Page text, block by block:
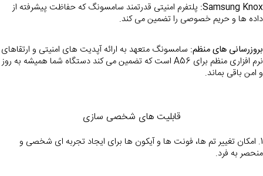
Samsung Knox:
پلتفرم امنیتی قدرتمند سامسونگ که حفاظت پیشرفته از
داده ها و حریم خصوصی را تضمین می کند.
بروزرسانی های منظم:
نرم افزاری منظم برای A56 است که تضمین می کند دستگاه شما همیشه به روز
و امن باقی بماند.
قابلیت های شخصی سازی
منحصر به فرد.